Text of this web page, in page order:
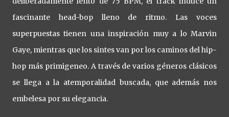
fascinante head-bop lleno de ritmo. Las voces
superpuestas tienen una inspiración muy a lo Marvin
Gaye, mientras que los sintes van por los caminos del hip-
hop más primigeneo. A través de varios géneros clásicos
se llega a la atemporalidad buscada, que además nos
embelesa por su elegancia.